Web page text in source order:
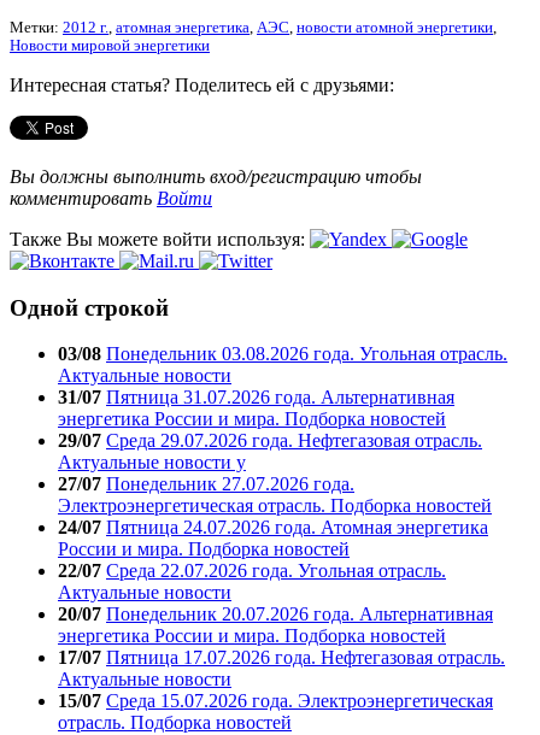
Метки: 2012 г., атомная энергетика, АЭС, новости атомной энергетики,
Новости мировой энергетики
Интересная статья? Поделитесь ей с друзьями:
Вы должны выполнить вход/регистрацию чтобы
комментировать Войти
Также Вы можете войти используя:
Одной строкой
03/08 Понедельник 03.08.2026 года. Угольная отрасль.
Актуальные новости
31/07 Пятница 31.07.2026 года. Альтернативная
энергетика России и мира. Подборка новостей
29/07 Среда 29.07.2026 года. Нефтегазовая отрасль.
Актуальные новости у
27/07 Понедельник 27.07.2026 года.
Электроэнергетическая отрасль. Подборка новостей
24/07 Пятница 24.07.2026 года. Атомная энергетика
России и мира. Подборка новостей
22/07 Среда 22.07.2026 года. Угольная отрасль.
Актуальные новости
20/07 Понедельник 20.07.2026 года. Альтернативная
энергетика России и мира. Подборка новостей
17/07 Пятница 17.07.2026 года. Нефтегазовая отрасль.
Актуальные новости
15/07 Среда 15.07.2026 года. Электроэнергетическая
отрасль. Подборка новостей